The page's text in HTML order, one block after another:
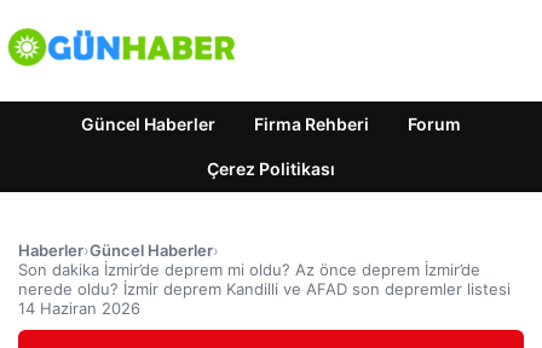
Güncel Haberler Firma Rehberi Forum
Çerez Politikası
Haberler›Güncel Haberler›
Son dakika İzmir’de deprem mi oldu? Az önce deprem İzmir’de
nerede oldu? İzmir deprem Kandilli ve AFAD son depremler listesi
14 Haziran 2026